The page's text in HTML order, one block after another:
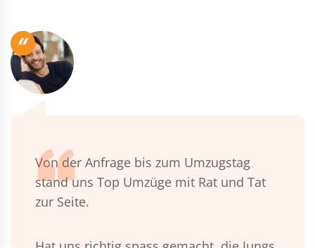
“
Von der Anfrage bis zum Umzugstag
stand uns Top Umzüge mit Rat und Tat
zur Seite.